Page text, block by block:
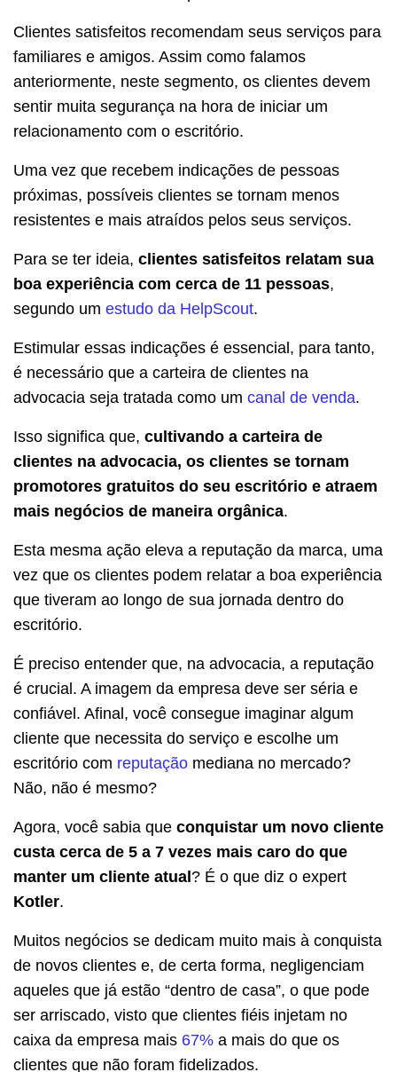
Clientes satisfeitos recomendam seus serviços para
familiares e amigos. Assim como falamos
anteriormente, neste segmento, os clientes devem
sentir muita segurança na hora de iniciar um
relacionamento com o escritório.
Uma vez que recebem indicações de pessoas
próximas, possíveis clientes se tornam menos
resistentes e mais atraídos pelos seus serviços.
Para se ter ideia, clientes satisfeitos relatam sua
boa experiência com cerca de 11 pessoas,
segundo um estudo da HelpScout.
Estimular essas indicações é essencial, para tanto,
é necessário que a carteira de clientes na
advocacia seja tratada como um canal de venda.
Isso significa que, cultivando a carteira de
clientes na advocacia, os clientes se tornam
promotores gratuitos do seu escritório e atraem
mais negócios de maneira orgânica.
Esta mesma ação eleva a reputação da marca, uma
vez que os clientes podem relatar a boa experiência
que tiveram ao longo de sua jornada dentro do
escritório.
É preciso entender que, na advocacia, a reputação
é crucial. A imagem da empresa deve ser séria e
confiável. Afinal, você consegue imaginar algum
cliente que necessita do serviço e escolhe um
escritório com reputação mediana no mercado?
Não, não é mesmo?
Agora, você sabia que conquistar um novo cliente
custa cerca de 5 a 7 vezes mais caro do que
manter um cliente atual? É o que diz o expert
Kotler.
Muitos negócios se dedicam muito mais à conquista
de novos clientes e, de certa forma, negligenciam
aqueles que já estão “dentro de casa”, o que pode
ser arriscado, visto que clientes fiéis injetam no
caixa da empresa mais 67% a mais do que os
clientes que não foram fidelizados.